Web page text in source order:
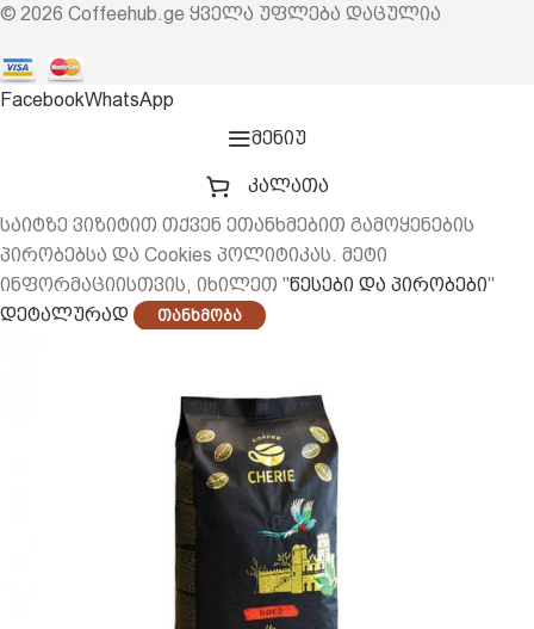
© 2026 Coffeehub.ge ყველა უფლება დაცულია
FacebookWhatsApp
მენიუ
კალათა
საიტზე ვიზიტით თქვენ ეთანხმებით გამოყენების
პირობებსა და Cookies პოლიტიკას. მეტი
ინფორმაციისთვის, იხილეთ "წესები და პირობები"
დეტალურად
Თანხმობა